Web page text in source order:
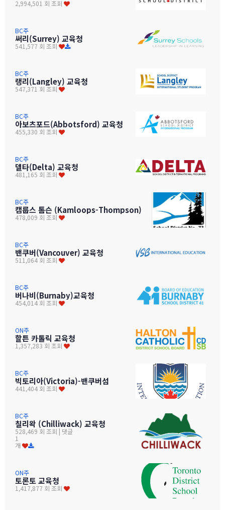
2,994,501 회 조회
BC주
써리(Surrey) 교육청
541,577 회 조회
BC주
랭리(Langley) 교육청
547,371 회 조회
BC주
아보츠포드(Abbotsford) 교육청
455,330 회 조회
BC주
델타(Delta) 교육청
481,165 회 조회
BC주
캠룹스 톰슨 (Kamloops-Thompson)
478,009 회 조회
BC주
밴쿠버(Vancouver) 교육청
511,064 회 조회
BC주
버나비(Burnaby)교육청
454,014 회 조회
ON주
할튼 카톨릭 교육청
1,357,283 회 조회
BC주
빅토리아(Victoria)-밴쿠버섬
441,404 회 조회
BC주
칠리왁 (Chilliwack) 교육청
528,469 회 조회 | 댓글
1
개
ON주
토론토 교육청
1,417,877 회 조회